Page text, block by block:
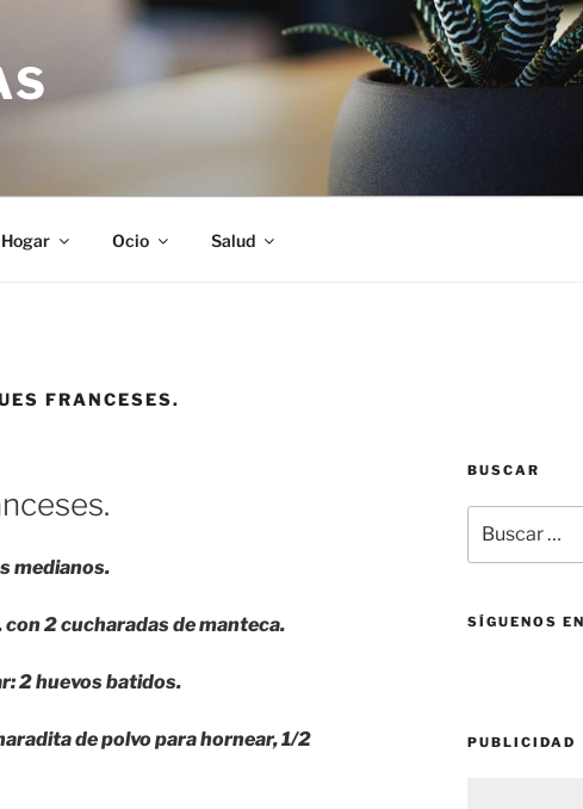
Hogar Ocio Salud
FRANCESES.
medianos.
con 2 cucharadas de manteca.
2 huevos batidos.
de polvo para hornear, 1/2
BUSCAR
por:
SÍGUENOS
PUBLICIDAD